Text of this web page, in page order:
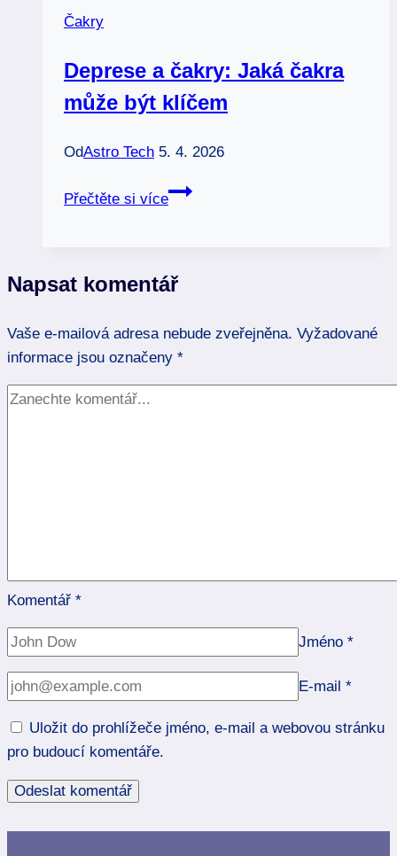
náladu
Čakry
Deprese a čakry: Jaká čakra
může být klíčem
OdAstro Tech 5. 4. 2026
Přečtěte si více
Deprese
čakra
být
klíčem
Napsat komentář
Vaše e-mailová adresa nebude zveřejněna. Vyžadované
informace jsou označeny *
Komentář *
Jméno *
E-mail *
Uložit do prohlížeče jméno, e-mail a webovou stránku
pro budoucí komentáře.